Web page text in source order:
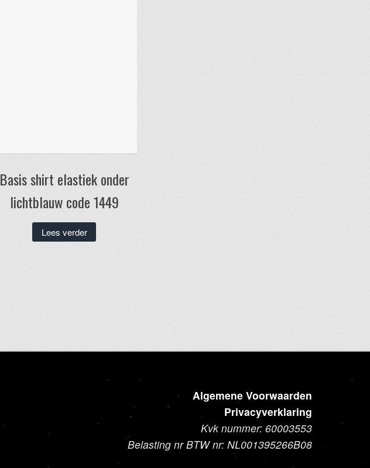
Basis shirt elastiek onder
lichtblauw code 1449
Lees verder
Algemene Voorwaarden
Privacyverklaring
Kvk nummer: 60003553
Belasting nr BTW nr: NL001395266B08